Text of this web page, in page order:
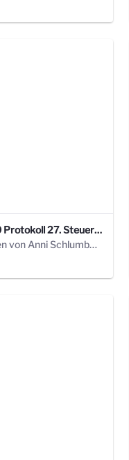
20190909 Protokoll 27. Steuerungskreis.pdf
vor 5 Jahren von Anni Schlumberger